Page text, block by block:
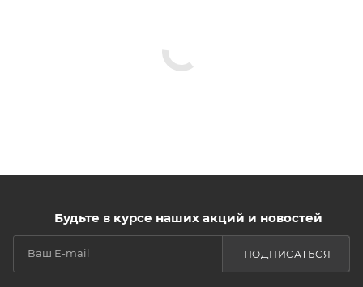
Будьте в курсе наших акций и новостей
ПОДПИСАТЬСЯ